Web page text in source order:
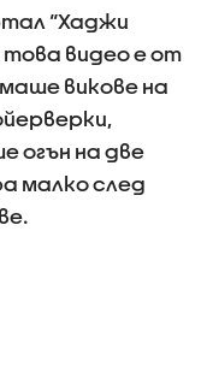
“Хаджи
това видео е от
викове на
огън на две
малко след